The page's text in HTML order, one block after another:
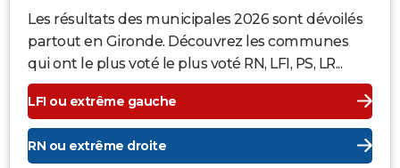
Les résultats des municipales 2026 sont dévoilés
partout en Gironde. Découvrez les communes
qui ont le plus voté le plus voté RN, LFI, PS, LR...
LFI ou extrême gauche
RN ou extrême droite